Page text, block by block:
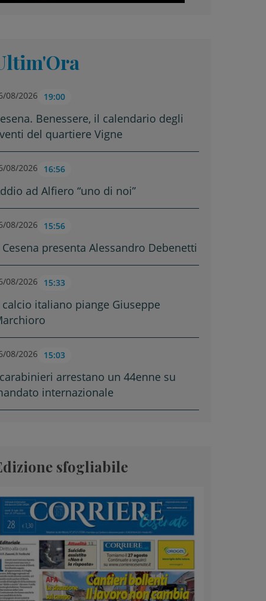
08/2026 19:00
Benessere, il calendario degli
del quartiere Vigne
08/2026 16:56
ad Alfiero “uno di noi”
08/2026 15:56
Cesena presenta Alessandro Debenetti
08/2026 15:33
calcio italiano piange Giuseppe
08/2026 15:03
arrestano un 44enne su
internazionale
sfogliabile